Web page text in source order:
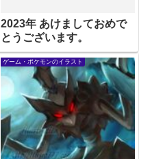
2023年 あけましておめで
とうございます。
ゲーム・ポケモンのイラスト